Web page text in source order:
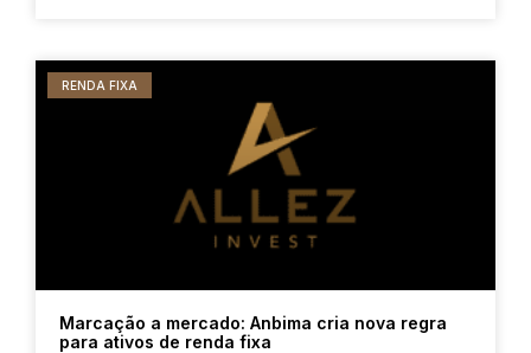
RENDA FIXA
Marcação a mercado: Anbima cria nova regra
para ativos de renda fixa